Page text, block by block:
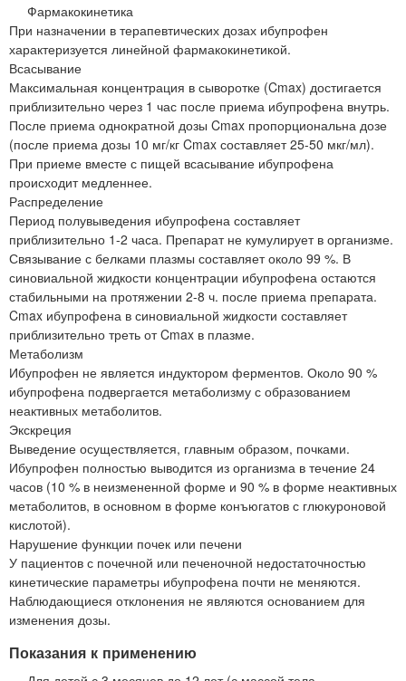
Фармакокинетика
При назначении в терапевтических дозах ибупрофен
характеризуется линейной фармакокинетикой.
Всасывание
Максимальная концентрация в сыворотке (Cmax) достигается
приблизительно через 1 час после приема ибупрофена внутрь.
После приема однократной дозы Cmax пропорциональна дозе
(после приема дозы 10 мг/кг Cmax составляет 25-50 мкг/мл).
При приеме вместе с пищей всасывание ибупрофена
происходит медленнее.
Распределение
Период полувыведения ибупрофена составляет
приблизительно 1-2 часа. Препарат не кумулирует в организме.
Связывание с белками плазмы составляет около 99 %. В
синовиальной жидкости концентрации ибупрофена остаются
стабильными на протяжении 2-8 ч. после приема препарата.
Cmax ибупрофена в синовиальной жидкости составляет
приблизительно треть от Cmax в плазме.
Метаболизм
Ибупрофен не является индуктором ферментов. Около 90 %
ибупрофена подвергается метаболизму с образованием
неактивных метаболитов.
Экскреция
Выведение осуществляется, главным образом, почками.
Ибупрофен полностью выводится из организма в течение 24
часов (10 % в неизмененной форме и 90 % в форме неактивных
метаболитов, в основном в форме конъюгатов с глюкуроновой
кислотой).
Нарушение функции почек или печени
У пациентов с почечной или печеночной недостаточностью
кинетические параметры ибупрофена почти не меняются.
Наблюдающиеся отклонения не являются основанием для
изменения дозы.
Показания к применению